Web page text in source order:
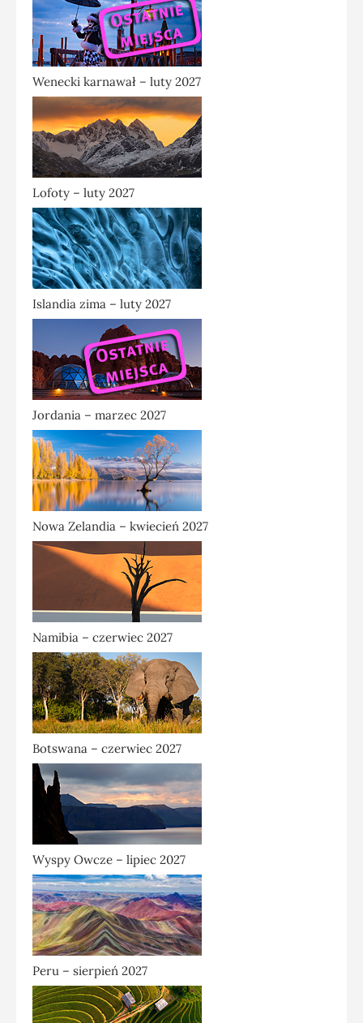
Wenecki karnawał – luty 2027
Lofoty – luty 2027
Islandia zima – luty 2027
Jordania – marzec 2027
Nowa Zelandia – kwiecień 2027
Namibia – czerwiec 2027
Botswana – czerwiec 2027
Wyspy Owcze – lipiec 2027
Peru – sierpień 2027